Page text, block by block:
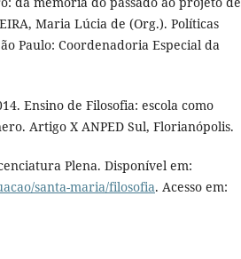
Maria Lúcia de (Org.). Políticas
Paulo: Coordenadoria Especial da
Ensino de Filosofia: escola como
Artigo X ANPED Sul, Florianópolis.
Plena. Disponível em:
santa-maria/filosofia. Acesso em: